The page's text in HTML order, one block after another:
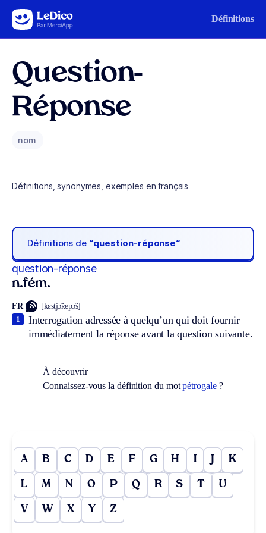
Aller au contenu Définitions
Question-
Réponse
nom
Définitions, synonymes, exemples en français
Définitions de “question-réponse“
question-réponse
n.fém.
FR [kɛstjɔ̃ʀepɔ̃s]
Interrogation adressée à quelqu’un qui doit fournir
immédiatement la réponse avant la question suivante.
1
À découvrir
Connaissez-vous la définition du motpétrogale?
A B C D E F G H I J K
L M N O P Q R S T U
V W X Y Z